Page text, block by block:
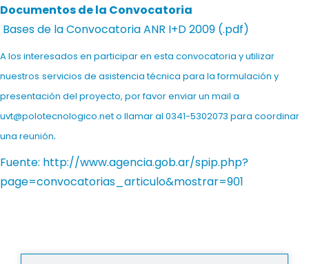
Documentos de la Convocatoria
Bases de la Convocatoria ANR I+D 2009 (.pdf)
A los interesados en participar en esta convocatoria y utilizar
nuestros servicios de asistencia técnica para la formulación y
presentación del proyecto, por favor enviar un mail a
uvt@polotecnologico.neto llamar al 0341-5302073 para coordinar
una reunión.
Fuente: http://www.agencia.gob.ar/spip.php?
page=convocatorias_articulo&mostrar=901